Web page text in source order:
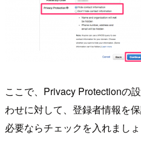
ここで、Privacy Protectionの
わせに対して、登録者情報を
必要ならチェックを入れましょ